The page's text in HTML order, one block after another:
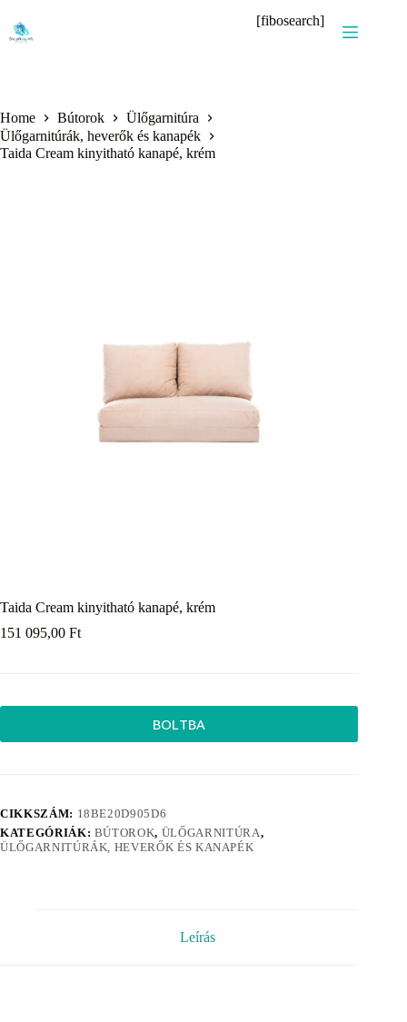
content
[fibosearch]
Home Bútorok
Ülőgarnitúra
Ülőgarnitúrák, heverők és kanapék
Taida Cream kinyitható kanapé, krém
Taida Cream kinyitható kanapé, krém
151 095,00 Ft
BOLTBA
CIKKSZÁM: 18BE20D905D6
KATEGÓRIÁK: BÚTOROK, ÜLŐGARNITÚRA,
ÜLŐGARNITÚRÁK, HEVERŐK ÉS KANAPÉK
Leírás